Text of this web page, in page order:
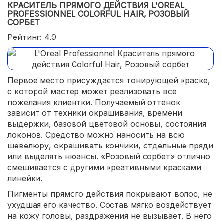
КРАСИТЕЛЬ ПРЯМОГО ДЕЙСТВИЯ L'OREAL
PROFESSIONNEL COLORFUL HAIR, РОЗОВЫЙ
СОРБЕТ
Рейтинг: 4.9
Первое место присуждается тонирующей краске,
с которой мастер может реализовать все
пожелания клиентки. Получаемый оттенок
зависит от техники окрашивания, времени
выдержки, базовой цветовой основы, состояния
локонов. Средство можно наносить на всю
шевелюру, окрашивать кончики, отдельные пряди
или выделять нюансы. «Розовый сорбет» отлично
смешивается с другими креативными красками
линейки.
Пигменты прямого действия покрывают волос, не
ухудшая его качество. Состав мягко воздействует
на кожу головы, раздражения не вызывает. В него